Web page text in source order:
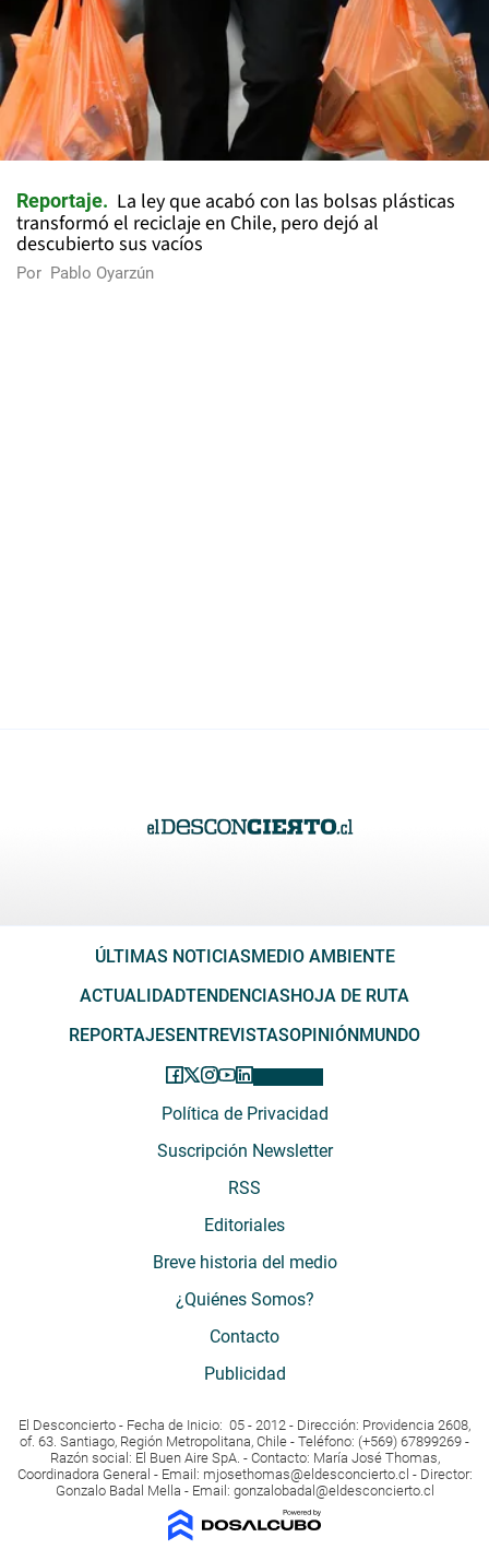
Reportaje
La ley que acabó con las bolsas plásticas
transformó el reciclaje en Chile, pero dejó al
descubierto sus vacíos
Por Pablo Oyarzún
ÚLTIMAS NOTICIASMEDIO AMBIENTE
ACTUALIDADTENDENCIASHOJA DE RUTA
REPORTAJESENTREVISTASOPINIÓNMUNDO
Política de Privacidad
Suscripción Newsletter
RSS
Editoriales
Breve historia del medio
¿Quiénes Somos?
Contacto
Publicidad
El Desconcierto - Fecha de Inicio: 05 - 2012 - Dirección: Providencia 2608,
of. 63. Santiago, Región Metropolitana, Chile - Teléfono: (+569) 67899269 -
Razón social: El Buen Aire SpA. - Contacto: María José Thomas,
Coordinadora General - Email: mjosethomas@eldesconcierto.cl - Director:
Gonzalo Badal Mella - Email: gonzalobadal@eldesconcierto.cl